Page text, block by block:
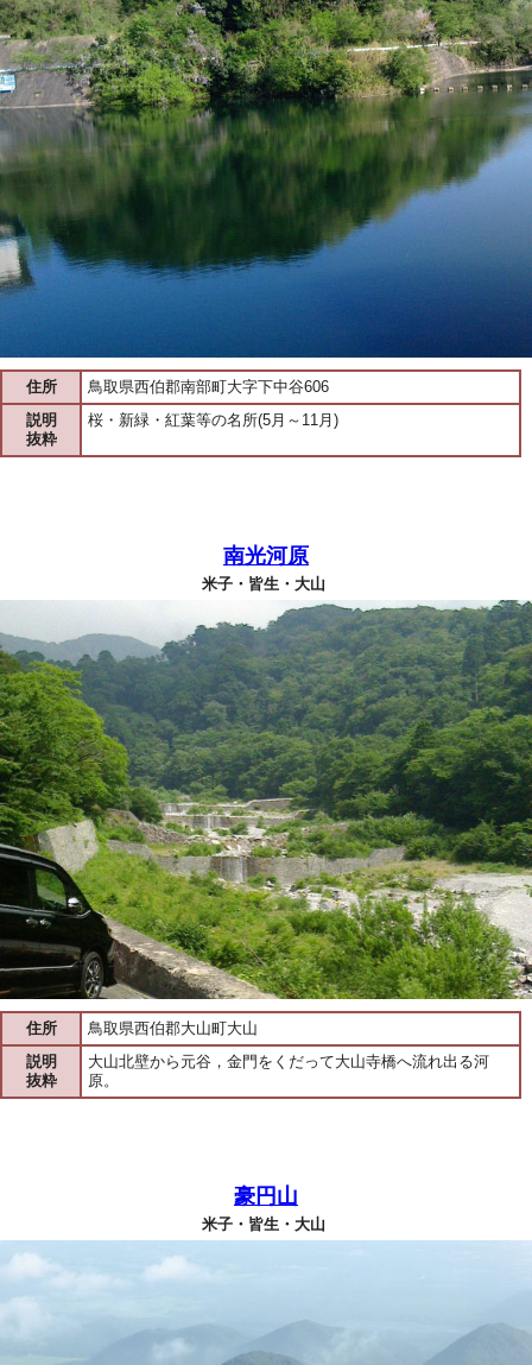
住所
鳥取県西伯郡南部町大字下中谷606
説明
抜粋
桜・新緑・紅葉等の名所(5月～11月)
南光河原
米子・皆生・大山
住所
鳥取県西伯郡大山町大山
説明
抜粋
大山北壁から元谷，金門をくだって大山寺橋へ流れ出る河
原。
豪円山
米子・皆生・大山